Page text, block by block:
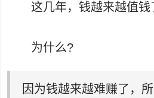
这几年，钱越来越值钱
为什么?
因为钱越来越难赚了，